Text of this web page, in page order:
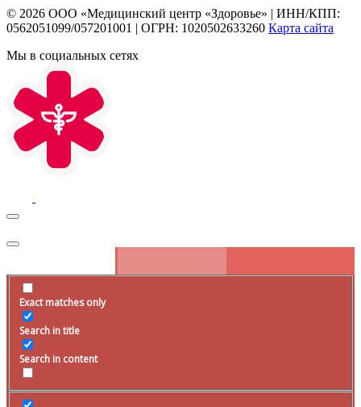
© 2026 ООО «Медицинский центр «Здоровье» | ИНН/КПП:
0562051099/057201001 | ОГРН: 1020502633260 Карта сайта
Мы в социальных сетях
Exact matches only
Search in title
Search in content